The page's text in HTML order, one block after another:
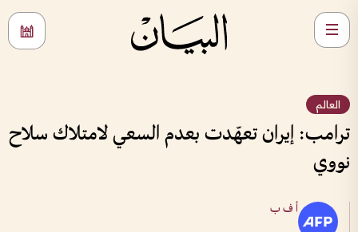
العالم
ترامب: إيران تعهّدت بعدم السعي لامتلاك سلاح
نووي
أ ف ب